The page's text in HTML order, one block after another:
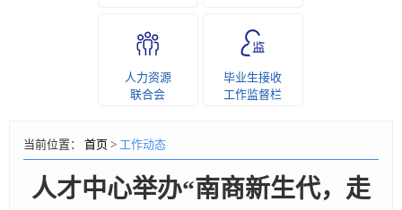
人力资源
联合会
毕业生接收
工作监督栏
当前位置： 首页 > 工作动态
人才中心举办“南商新生代，走